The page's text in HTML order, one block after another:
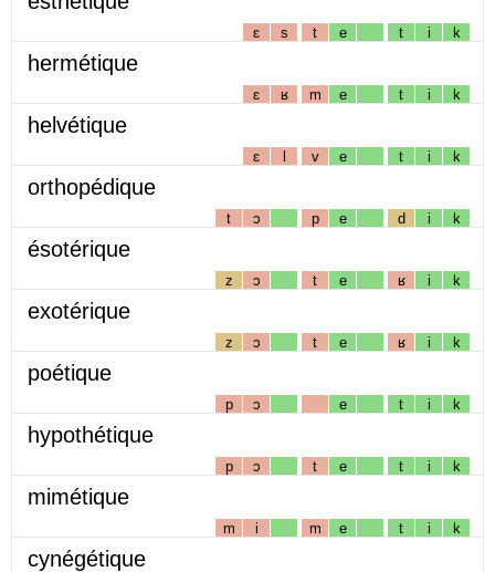
ɛ s t e t i k
hermétique
ɛ ʁ m e t i k
helvétique
ɛ l v e t i k
orthopédique
t ɔ p e d i k
ésotérique
z ɔ t e ʁ i k
exotérique
z ɔ t e ʁ i k
poétique
p ɔ e t i k
hypothétique
p ɔ t e t i k
mimétique
m i m e t i k
cynégétique